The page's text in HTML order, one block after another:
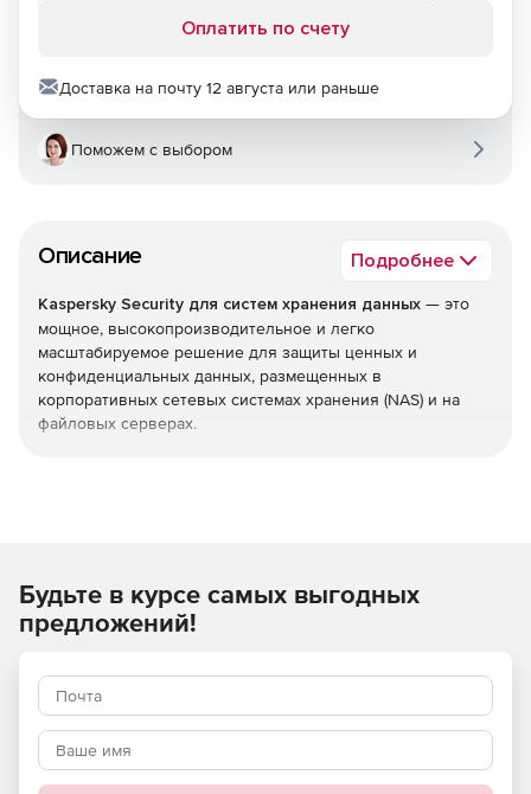
Описание Подробнее
Kaspersky Security для систем хранения данных — это
мощное, высокопроизводительное и легко
масштабируемое решение для защиты ценных и
конфиденциальных данных, размещенных в
корпоративных сетевых системах хранения (NAS) и на
файловых серверах.
Используйте Kaspersky Security для систем хранения
данных и получите максимальный уровень защиты от
Оплатить по счету
Доставка на почту 12 августа или раньше
Поможем с выбором
Будьте в курсе самых выгодных
предложений!